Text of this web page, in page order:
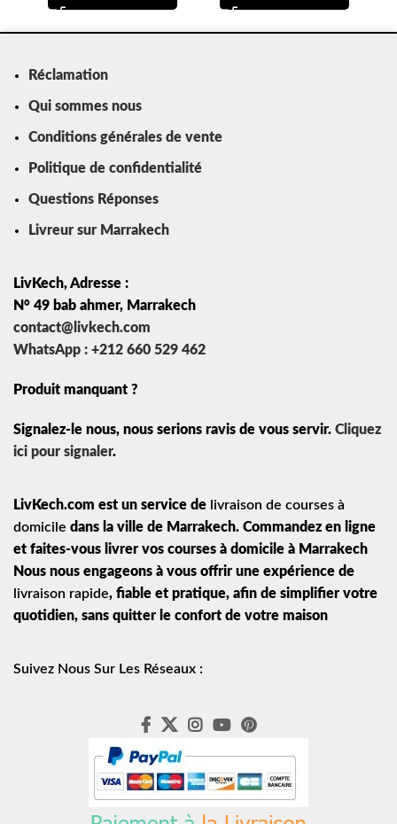
Réclamation
Qui sommes nous
Conditions générales de vente
Politique de confidentialité
Questions Réponses
Livreur sur Marrakech
LivKech, Adresse :
N° 49 bab ahmer, Marrakech
contact@livkech.com
WhatsApp : +212 660 529 462
Produit manquant ?
Signalez-le nous, nous serions ravis de vous servir. Cliquez
ici pour signaler.
LivKech.com est un service de livraison de courses à
domicile dans la ville de Marrakech. Commandez en ligne
et faites-vous livrer vos courses à domicile à Marrakech
Nous nous engageons à vous offrir une expérience de
livraison rapide, fiable et pratique, afin de simplifier votre
quotidien, sans quitter le confort de votre maison
Suivez Nous Sur Les Réseaux :